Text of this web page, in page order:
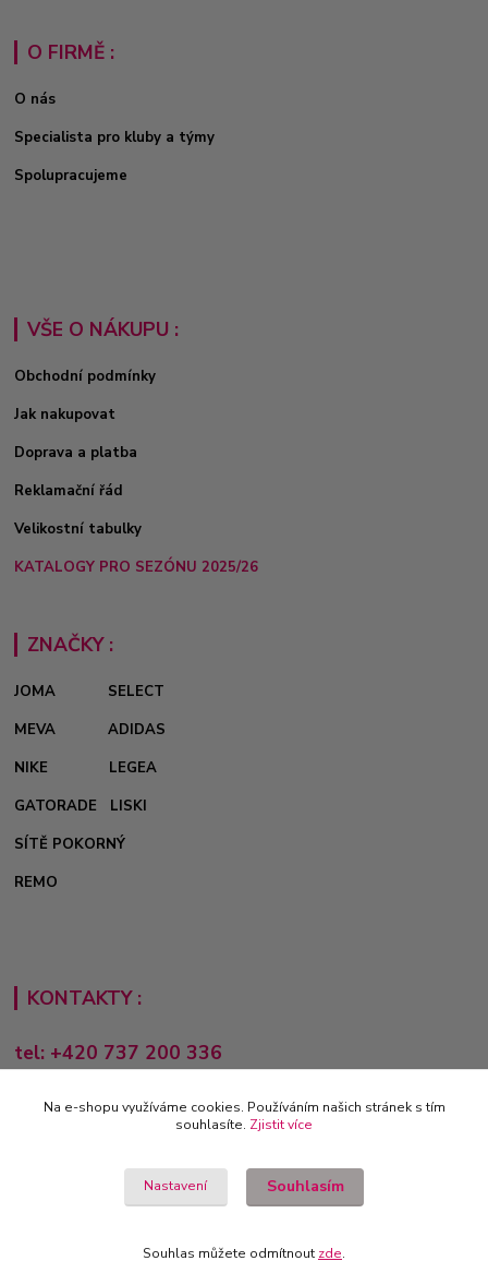
O FIRMĚ :
O nás
Specialista pro kluby a týmy
Spolupracujeme
VŠE O NÁKUPU :
Obchodní podmínky
Jak nakupovat
Doprava a platba
Reklamační řád
Velikostní tabulky
KATALOGY PRO SEZÓNU 2025/26
ZNAČKY :
JOMA
SELECT
MEVA
ADIDAS
NIKE
LEGEA
GATORADE
LISKI
SÍTĚ POKORNÝ
REMO
KONTAKTY :
tel: +420 737 200 336
Pondělí-Pátek: 8 - 17 hodin
obchod@e-sporting.cz
Na e-shopu využíváme cookies. Používáním našich stránek s tím
souhlasíte. Zjistit více
Nastavení Souhlasím
Souhlas můžete odmítnout zde.